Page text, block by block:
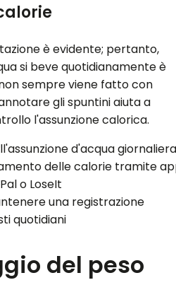
è evidente; pertanto,
si beve quotidianamente è
sempre viene fatto con
gli spuntini aiuta a
l'assunzione calorica.
d'acqua giornaliera
delle calorie tramite
o LoseIt
una registrazione
quotidiani
del peso